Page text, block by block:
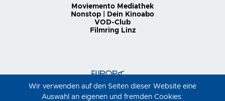
Moviemento Mediathek
Nonstop | Dein Kinoabo
VOD-Club
Filmring Linz
Wir verwenden auf den Seiten dieser Website eine
Auswahl an eigenen und fremden Cookies: